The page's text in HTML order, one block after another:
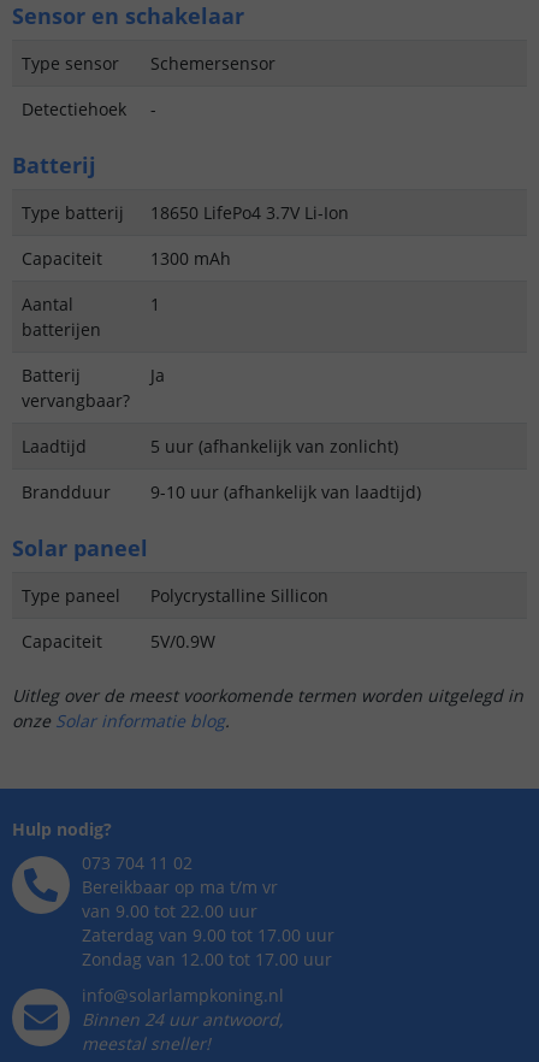
Sensor en schakelaar
Type sensor
Schemersensor
Detectiehoek
-
Batterij
Type batterij
18650 LifePo4 3.7V Li-Ion
Capaciteit
1300 mAh
Aantal
batterijen
1
Batterij
vervangbaar?
Ja
Laadtijd
5 uur (afhankelijk van zonlicht)
Brandduur
9-10 uur (afhankelijk van laadtijd)
Solar paneel
Type paneel
Polycrystalline Sillicon
Capaciteit
5V/0.9W
Uitleg over de meest voorkomende termen worden uitgelegd in
onze Solar informatie blog.
Hulp nodig?
073 704 11 02
Bereikbaar op ma t/m vr
van 9.00 tot 22.00 uur
Zaterdag van 9.00 tot 17.00 uur
Zondag van 12.00 tot 17.00 uur
info@solarlampkoning.nl
Binnen 24 uur antwoord,
meestal sneller!